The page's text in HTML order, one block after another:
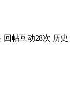
回帖互动28次 历史